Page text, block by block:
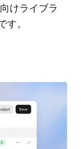
けライブラ
。